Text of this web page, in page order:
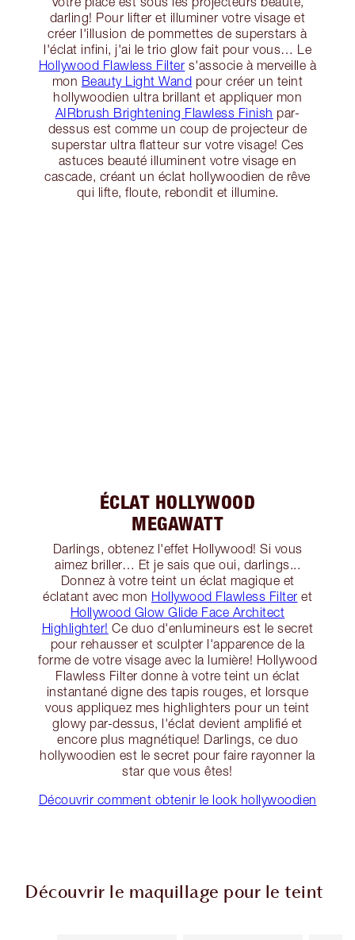
darling! Pour lifter et illuminer votre visage et
créer l'illusion de pommettes de superstars à
l'éclat infini, j'ai le trio glow fait pour vous… Le
Hollywood Flawless Filter s'associe à merveille à
mon Beauty Light Wand pour créer un teint
hollywoodien ultra brillant et appliquer mon
AIRbrush Brightening Flawless Finish par-
dessus est comme un coup de projecteur de
superstar ultra flatteur sur votre visage! Ces
astuces beauté illuminent votre visage en
cascade, créant un éclat hollywoodien de rêve
qui lifte, floute, rebondit et illumine.
ÉCLAT HOLLYWOOD
MEGAWATT
Darlings, obtenez l'effet Hollywood! Si vous
aimez briller… Et je sais que oui, darlings...
Donnez à votre teint un éclat magique et
éclatant avec mon Hollywood Flawless Filter et
Hollywood Glow Glide Face Architect
Highlighter! Ce duo d'enlumineurs est le secret
pour rehausser et sculpter l'apparence de la
forme de votre visage avec la lumière! Hollywood
Flawless Filter donne à votre teint un éclat
instantané digne des tapis rouges, et lorsque
vous appliquez mes highlighters pour un teint
glowy par-dessus, l'éclat devient amplifié et
encore plus magnétique! Darlings, ce duo
hollywoodien est le secret pour faire rayonner la
star que vous êtes!
Découvrir comment obtenir le look hollywoodien
Découvrir le maquillage pour le teint